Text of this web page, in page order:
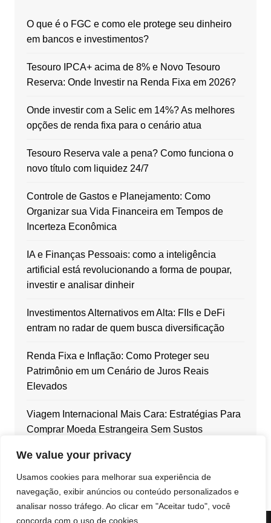
We value your privacy
Usamos cookies para melhorar sua experiência de
navegação, exibir anúncios ou conteúdo personalizados e
analisar nosso tráfego. Ao clicar em "Aceitar tudo", você
concorda com o uso de cookies.
O que é o FGC e como ele protege seu dinheiro
em bancos e investimentos?
Tesouro IPCA+ acima de 8% e Novo Tesouro
Reserva: Onde Investir na Renda Fixa em 2026?
Onde investir com a Selic em 14%? As melhores
opções de renda fixa para o cenário atua
Tesouro Reserva vale a pena? Como funciona o
novo título com liquidez 24/7
Controle de Gastos e Planejamento: Como
Organizar sua Vida Financeira em Tempos de
Incerteza Econômica
IA e Finanças Pessoais: como a inteligência
artificial está revolucionando a forma de poupar,
investir e analisar dinheir
Investimentos Alternativos em Alta: FIIs e DeFi
entram no radar de quem busca diversificação
Renda Fixa e Inflação: Como Proteger seu
Patrimônio em um Cenário de Juros Reais
Elevados
Viagem Internacional Mais Cara: Estratégias Para
Comprar Moeda Estrangeira Sem Sustos
Dólar em Alta: Como Blindar Seu Patrimônio com
Ativos Internacionais